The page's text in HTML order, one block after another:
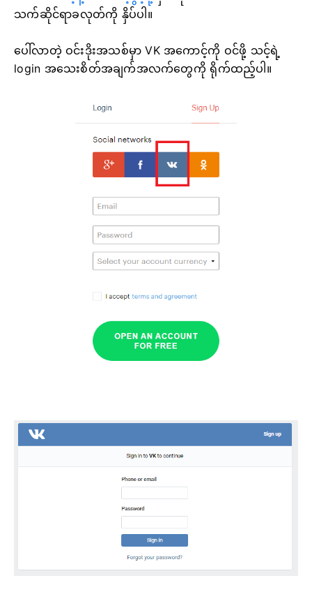
သက်ဆိုင်ရာခလုတ်ကို နှိပ်ပါ။
ပေါ်လာတဲ့ ဝင်းဒိုးအသစ်မှာ VK အကောင့်ကို ဝင်ဖို့ သင့်ရဲ့
login အသေးစိတ်အချက်အလက်တွေကို ရိုက်ထည့်ပါ။